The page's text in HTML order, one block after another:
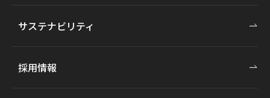
サステナビリティ
採用情報